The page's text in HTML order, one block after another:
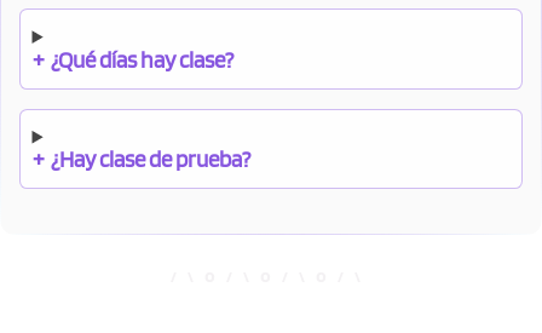
+ ¿Qué días hay clase?
+ ¿Hay clase de prueba?